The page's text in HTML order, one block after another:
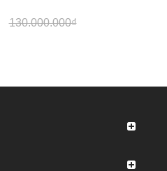
130.000.000₫